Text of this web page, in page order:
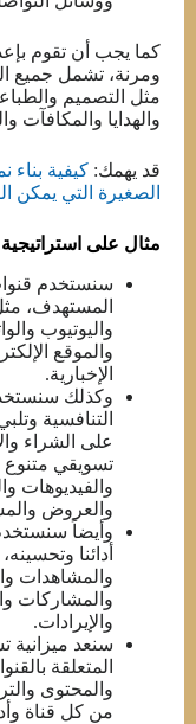
كما يجب أن تقوم
ومرنة، تشمل جميع
مثل التصميم
والهدايا والمكافآت
قد يهمك: كيفية
الصغيرة التي يمكن
مثال على
سنستخدم
المستهدف،
واليوتيوب
والموقع
الإخبارية.
وكذلك
التنافسية
على الشراء
تسويقي متنوع
والفيديوهات
والعروض
وأيضاً
أدائنا
والمشاهدات
والمشاركات
والإيرادات.
سنعد ميزانية
المتعلقة
والمحتوى
من كل قناة